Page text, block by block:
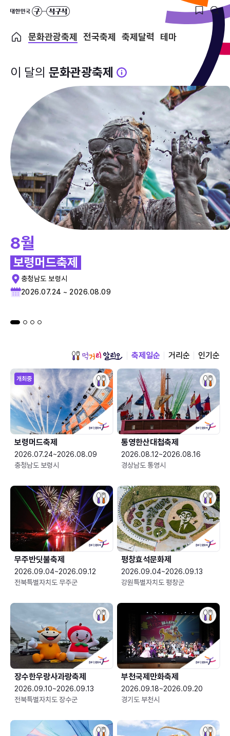
문화관광축제 전국축제 축제달력 테마
이 달의 문화관광축제
8월
보령머드축제
충청남도 보령시
2026.07.24 ~ 2026.08.09
축제일순 거리순 인기순
개최중
보령머드축제
2026.07.24~2026.08.09
충청남도 보령시
통영한산대첩축제
2026.08.12~2026.08.16
경상남도 통영시
무주반딧불축제
2026.09.04~2026.09.12
전북특별자치도 무주군
평창효석문화제
2026.09.04~2026.09.13
강원특별자치도 평창군
장수한우랑사과랑축제
2026.09.10~2026.09.13
전북특별자치도 장수군
부천국제만화축제
2026.09.18~2026.09.20
경기도 부천시